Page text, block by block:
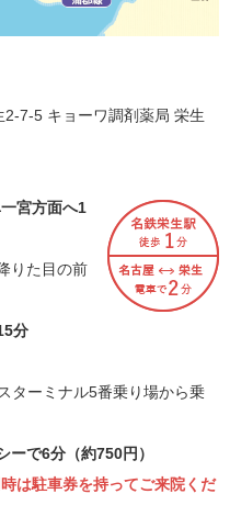
7-5 キョーワ調剤薬局 栄生
宮方面へ1
りた目の前
分
ターミナル5番乗り場から乗
ーで6分（約750円）
は駐車券を持ってご来院くだ